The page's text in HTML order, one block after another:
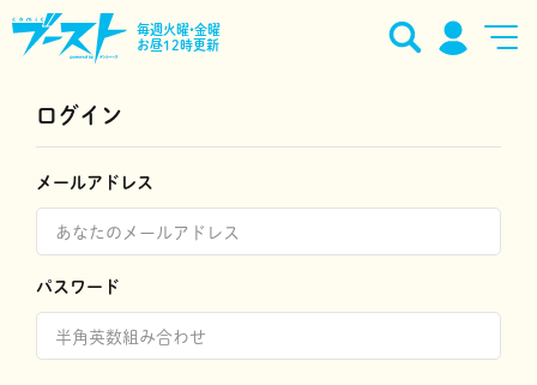
毎週火曜•金曜
お昼12時更新
ログイン
メールアドレス
パスワード